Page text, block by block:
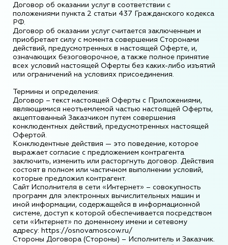
Договор об оказании услуг в соответствии с
положениями пункта 2 статьи 437 Гражданского кодекса
РФ.
Договор об оказании услуг считается заключенным и
приобретает силу с момента совершения Сторонами
действий, предусмотренных в настоящей Оферте, и,
означающих безоговорочное, а также полное принятие
всех условий настоящей Оферты без каких-либо изъятий
или ограничений на условиях присоединения.
Термины и определения:
Договор – текст настоящей Оферты с Приложениями,
являющимися неотъемлемой частью настоящей Оферты,
акцептованный Заказчиком путем совершения
конклюдентных действий, предусмотренных настоящей
Офертой.
Конклюдентные действия — это поведение, которое
выражает согласие с предложением контрагента
заключить, изменить или расторгнуть договор. Действия
состоят в полном или частичном выполнении условий,
которые предложил контрагент.
Сайт Исполнителя в сети «Интернет» – совокупность
программ для электронных вычислительных машин и
иной информации, содержащейся в информационной
системе, доступ к которой обеспечивается посредством
сети «Интернет» по доменному имени и сетевому
адресу: https://osnovamoscow.ru/
Стороны Договора (Стороны) – Исполнитель и Заказчик.